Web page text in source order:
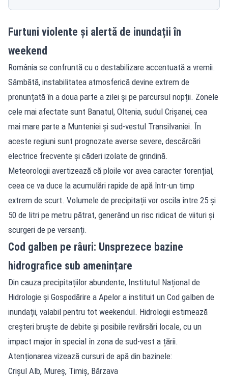
Furtuni violente și alertă de inundații în
weekend
România se confruntă cu o destabilizare accentuată a vremii.
Sâmbătă, instabilitatea atmosferică devine extrem de
pronunțată în a doua parte a zilei și pe parcursul nopții. Zonele
cele mai afectate sunt Banatul, Oltenia, sudul Crișanei, cea
mai mare parte a Munteniei și sud-vestul Transilvaniei. În
aceste regiuni sunt prognozate averse severe, descărcări
electrice frecvente și căderi izolate de grindină.
Meteorologii avertizează că ploile vor avea caracter torențial,
ceea ce va duce la acumulări rapide de apă într-un timp
extrem de scurt. Volumele de precipitații vor oscila între 25 și
50 de litri pe metru pătrat, generând un risc ridicat de viituri și
scurgeri de pe versanți.
Cod galben pe râuri: Unsprezece bazine
hidrografice sub amenințare
Din cauza precipitațiilor abundente, Institutul Național de
Hidrologie și Gospodărire a Apelor a instituit un Cod galben de
inundații, valabil pentru tot weekendul. Hidrologii estimează
creșteri bruște de debite și posibile revărsări locale, cu un
impact major în special în zona de sud-vest a țării.
Atenționarea vizează cursuri de apă din bazinele:
Crișul Alb, Mureș, Timiș, Bârzava